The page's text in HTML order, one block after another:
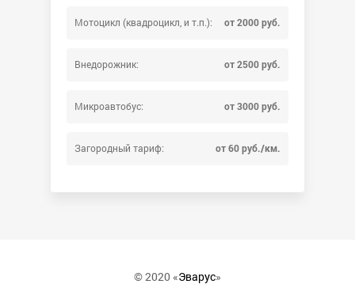
Мотоцикл (квадроцикл, и т.п.): от 2000 руб.
Внедорожник: от 2500 руб.
Микроавтобус: от 3000 руб.
Загородный тариф: от 60 руб./км.
© 2020 «Эварус»